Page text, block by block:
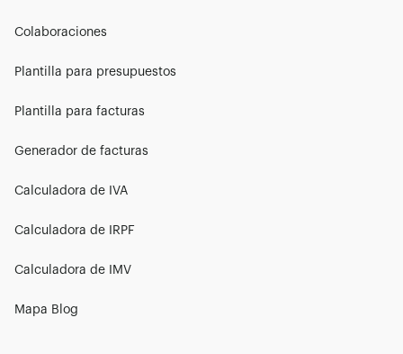
Colaboraciones
Plantilla para presupuestos
Plantilla para facturas
Generador de facturas
Calculadora de IVA
Calculadora de IRPF
Calculadora de IMV
Mapa Blog